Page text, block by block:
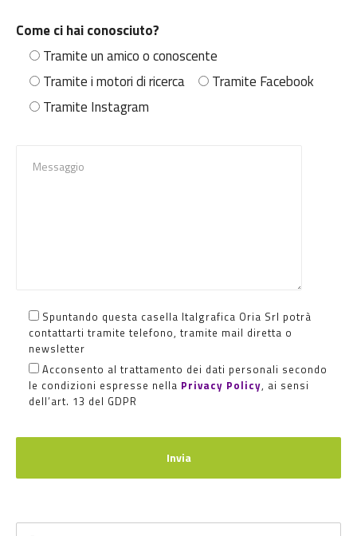
Come ci hai conosciuto?
Tramite un amico o conoscente
Tramite i motori di ricerca
Tramite Facebook
Tramite Instagram
Spuntando questa casella Italgrafica Oria Srl potrà
contattarti tramite telefono, tramite mail diretta o
newsletter
Acconsento al trattamento dei dati personali secondo
le condizioni espresse nella Privacy Policy, ai sensi
dell’art. 13 del GDPR